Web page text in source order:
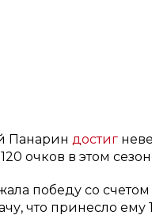
Панарин достиг
очков в этом
победу со счетом
что принесло